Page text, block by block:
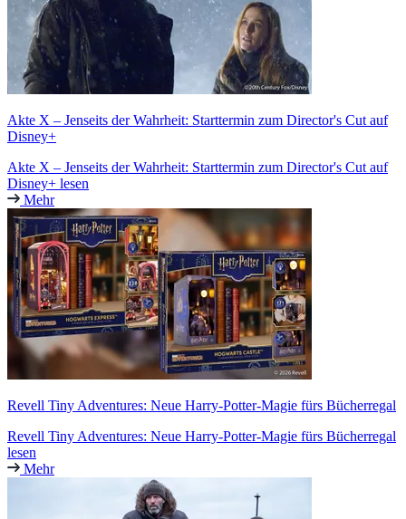
Akte X – Jenseits der Wahrheit: Starttermin zum Director's Cut auf
Disney+
Akte X – Jenseits der Wahrheit: Starttermin zum Director's Cut auf
Disney+ lesen
Mehr
Revell Tiny Adventures: Neue Harry-Potter-Magie fürs Bücherregal
Revell Tiny Adventures: Neue Harry-Potter-Magie fürs Bücherregal
lesen
Mehr